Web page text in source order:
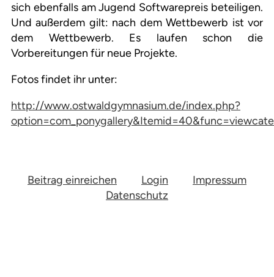
sich ebenfalls am Jugend Softwarepreis beteiligen.
Und außerdem gilt: nach dem Wettbewerb ist vor
dem Wettbewerb. Es laufen schon die
Vorbereitungen für neue Projekte.
Fotos findet ihr unter:
http://www.ostwaldgymnasium.de/index.php?
Beitrag einreichen Login
Impressum
Datenschutz